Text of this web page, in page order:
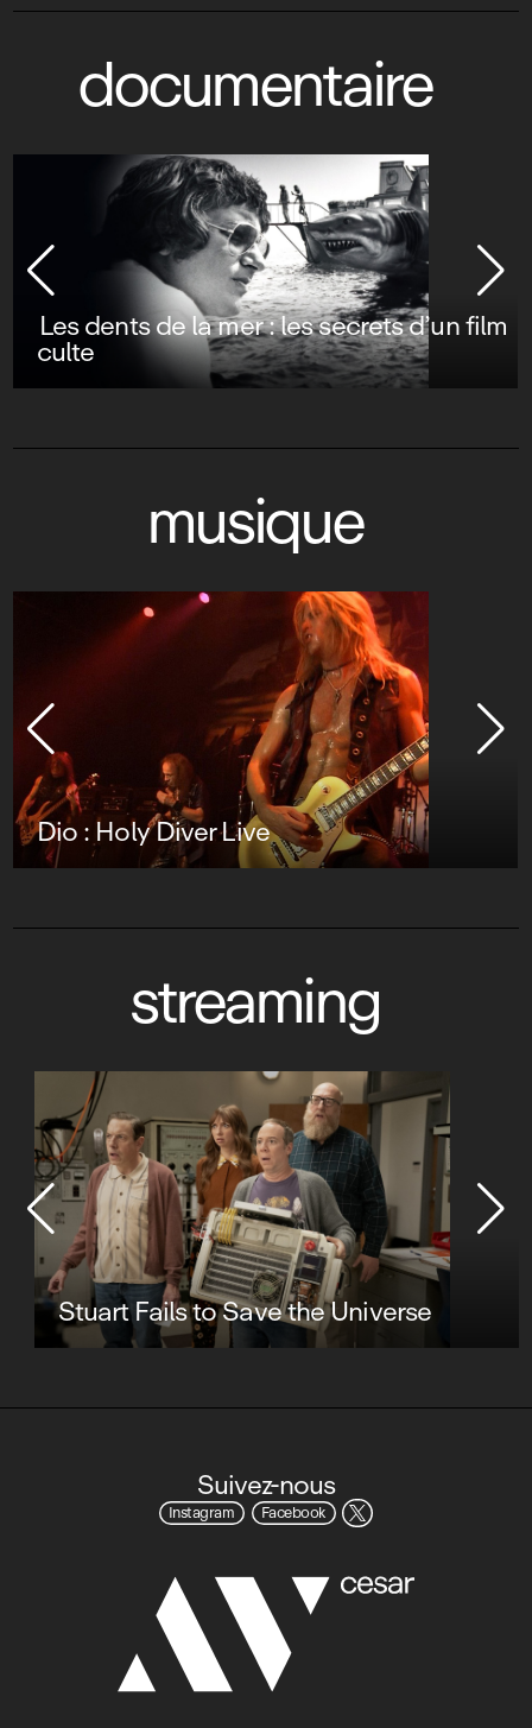
documentaire
Les dents de la mer : les secrets d’un film
culte
musique
Dio : Holy Diver Live
streaming
Stuart Fails to Save the Universe
Suivez-nous
Instagram Facebook